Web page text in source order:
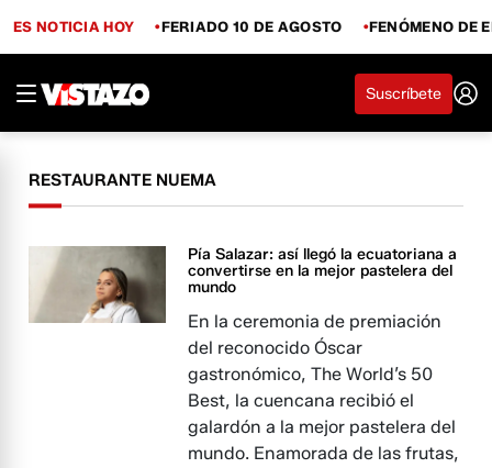
ES NOTICIA HOY FERIADO 10 DE AGOSTO FENÓMENO DE
Suscríbete
RESTAURANTE NUEMA
Pía Salazar: así llegó la ecuatoriana a
convertirse en la mejor pastelera del
mundo
En la ceremonia de premiación
del reconocido Óscar
gastronómico, The World’s 50
Best, la cuencana recibió el
galardón a la mejor pastelera del
mundo. Enamorada de las frutas,